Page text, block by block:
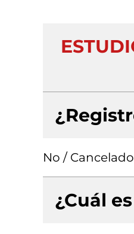
No / Cancelado
¿Cuál